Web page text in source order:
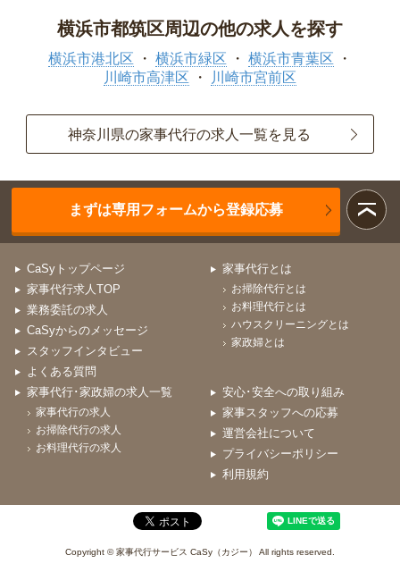
横浜市都筑区周辺の他の求人を探す
横浜市港北区 横浜市緑区
横浜市青葉区
川崎市高津区
川崎市宮前区
神奈川県の家事代行の求人一覧を見る
まずは専用フォームから登録応募
CaSyトップページ
家事代行求人TOP
業務委託の求人
CaSyからのメッセージ
スタッフインタビュー
よくある質問
家事代行とは
お掃除代行とは
お料理代行とは
ハウスクリーニングとは
家政婦とは
家事代行･家政婦の求人一覧
家事代行の求人
お掃除代行の求人
お料理代行の求人
安心･安全への取り組み
家事スタッフへの応募
運営会社について
プライバシーポリシー
利用規約
Copyright © 家事代行サービス CaSy（カジー） All rights reserved.